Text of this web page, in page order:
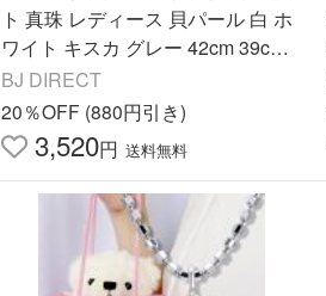
ト 真珠 レディース 貝パール 白 ホ
ワイト キスカ グレー 42cm 39cm 8
mm 慶弔 兼用フォーマル 結婚式 冠
婚葬祭 葬式 葬儀
BJ DIRECT
20％OFF (880円引き)
3,520円 送料無料